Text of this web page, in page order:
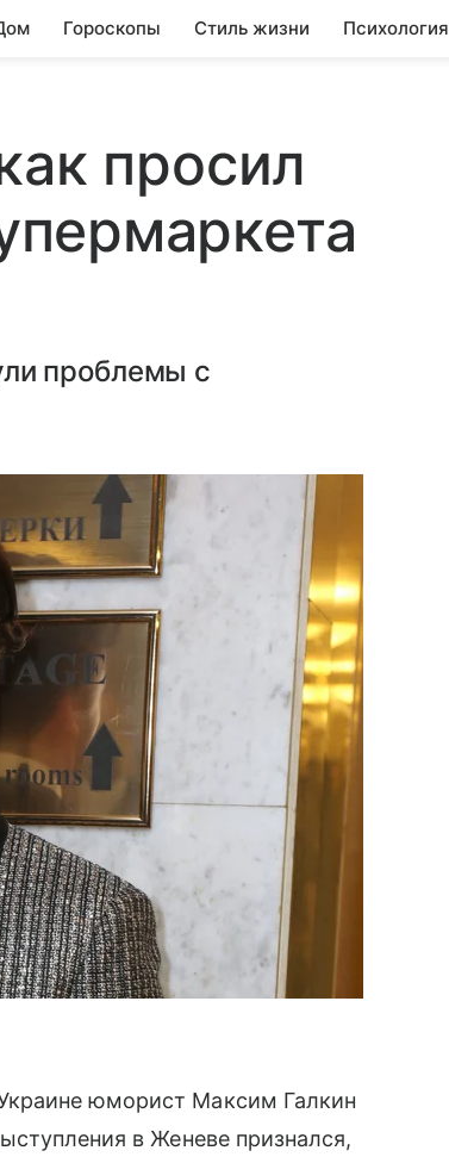
Гороскопы Стиль жизни Психология
просил
проблемы с
юморист Максим Галкин
в Женеве признался,